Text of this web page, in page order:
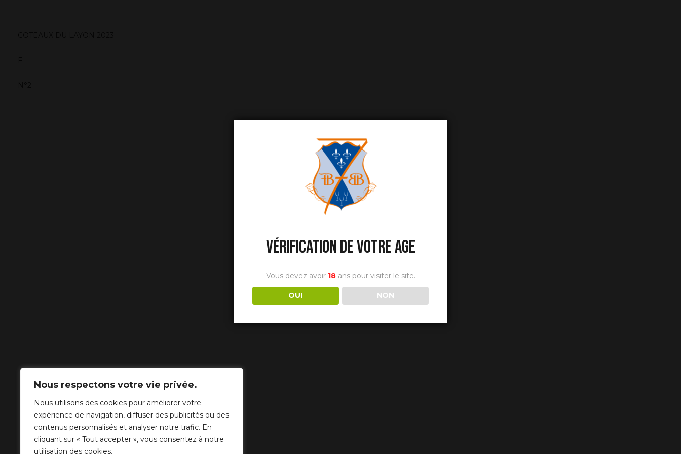
Nous respectons votre vie privée.
Nous utilisons des cookies pour améliorer votre
expérience de navigation, diffuser des publicités ou des
contenus personnalisés et analyser notre trafic. En
cliquant sur « Tout accepter », vous consentez à notre
utilisation des cookies.
VÉRIFICATION DE VOTRE AGE
Vous devez avoir 18ans pour visiter le site.
OUI NON